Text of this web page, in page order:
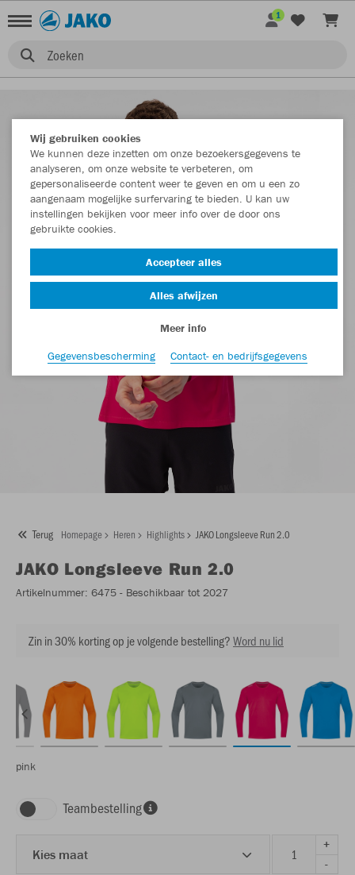
Zoeken
1
Terug Homepage Heren Highlights JAKO Longsleeve Run 2.0
JAKO Longsleeve Run 2.0
Artikelnummer: 6475 - Beschikbaar tot 2027
Zin in 30% korting op je volgende bestelling?Word nu lid
pink
Teambestelling
Kies maat
+
-
Wij gebruiken cookies
We kunnen deze inzetten om onze bezoekersgegevens te
analyseren, om onze website te verbeteren, om
gepersonaliseerde content weer te geven en om u een zo
aangenaam mogelijke surfervaring te bieden. U kan uw
instellingen bekijken voor meer info over de door ons
gebruikte cookies.
Accepteer alles
Alles afwijzen
Meer info
Gegevensbescherming
Contact- en bedrijfsgegevens